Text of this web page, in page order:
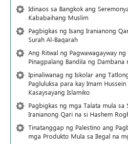
Idinaos sa Bangkok ang
Kababaihang Muslim
Pagbigkas ng Isang Iranianong
Surah Al-Baqarah
Ang Ritwal ng Pagwawagayway ng
Pinagpalang Bandila ng Dambana
Ipinaliwanag ng Iskolar ang
Pagluluksa para kay Imam
Kasaysayang Islamiko
Pagbigkas ng mga Talata mula sa
Iranianong Qari na si Hashem
Tinatanggap ng Palestino ang
mga Produkto Mula sa Ilegal na